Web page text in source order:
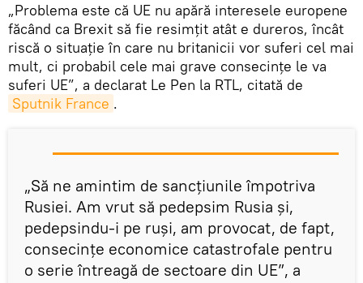
„Problema este că UE nu apără interesele europene
făcând ca Brexit să fie resimţit atât e dureros, încât
riscă o situație în care nu britanicii vor suferi cel mai
mult, ci probabil cele mai grave consecințe le va
suferi UE”, a declarat Le Pen la RTL, citată de
Sputnik France .
„Să ne amintim de sancțiunile împotriva
Rusiei. Am vrut să pedepsim Rusia și,
pedepsindu-i pe ruși, am provocat, de fapt,
consecințe economice catastrofale pentru
o serie întreagă de sectoare din UE”, a